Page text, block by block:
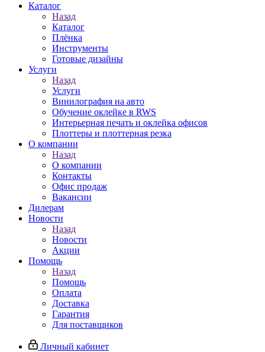
Каталог
Назад
Каталог
Плёнка
Инструменты
Готовые дизайны
Услуги
Назад
Услуги
Винилография на авто
Обучение оклейке в RWS
Интерьерная печать и оклейка офисов
Плоттеры и плоттерная резка
О компании
Назад
О компании
Контакты
Офис продаж
Вакансии
Дилерам
Новости
Назад
Новости
Акции
Помощь
Назад
Помощь
Оплата
Доставка
Гарантия
Для поставщиков
Личный кабинет